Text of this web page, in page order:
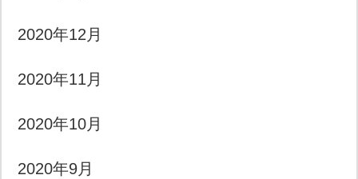
2020年12月
2020年11月
2020年10月
2020年9月